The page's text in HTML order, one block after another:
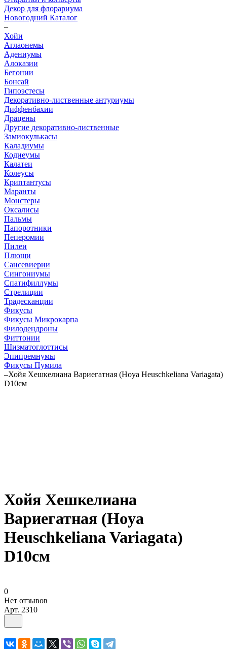
Декор для флорариума
Новогодний Каталог
–
Хойи
Аглаонемы
Адениумы
Алоказии
Бегонии
Бонсай
Гипоэстесы
Декоративно-лиственные антуриумы
Диффенбахии
Драцены
Другие декоративно-лиственные
Замиокулькасы
Каладиумы
Кодиеумы
Калатеи
Колеусы
Криптантусы
Маранты
Монстеры
Оксалисы
Пальмы
Папоротники
Пеперомии
Пилеи
Плющи
Сансевиерии
Сингониумы
Спатифиллумы
Стрелиции
Традесканции
Фикусы
Фикусы Микрокарпа
Филодендроны
Фиттонии
Шизматоглоттисы
Эпипремнумы
Фикусы Пумила
–Хойя Хешкелиана Вариегатная (Hoya Heuschkeliana Variagata)
D10см
Хойя Хешкелиана
Вариегатная (Hoya
Heuschkeliana Variagata)
D10см
0
Нет отзывов
Арт. 2310